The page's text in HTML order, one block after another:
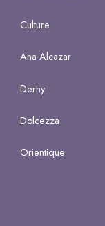
Culture
Ana Alcazar
Derhy
Dolcezza
Orientique